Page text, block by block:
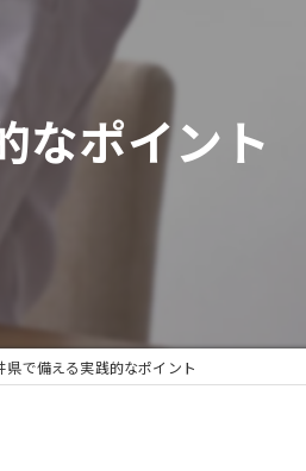
なポイント
で備える実践的なポイント